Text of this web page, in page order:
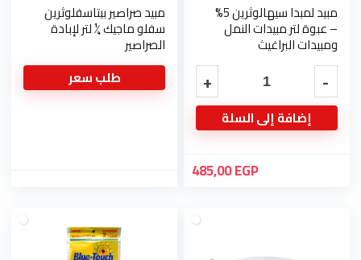
مبيد لمبدا سيهالوثرين 5%
– عبوة لتر مبيدات النمل
ومبيدات البراغيث
إضافة إلى السلة
485,00EGP
مبيد صراصير بيتاسفلوثرين
سفلو ماجيك ¼ لتر لإبادة
الصراصير
طلب سعر